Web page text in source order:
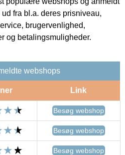
fra bl.a. deres prisniveau,
brugervenlighed,
og betalingsmuligheder.
webshops
Link
Besøg webshop
Besøg webshop
Besøg webshop